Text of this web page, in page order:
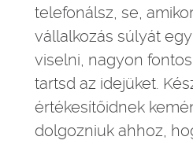
telefonálsz, se,
vállalkozás súlyát
viselni, nagyon
tartsd az idejüket.
értékesítőidnek
dolgozniuk ahhoz,